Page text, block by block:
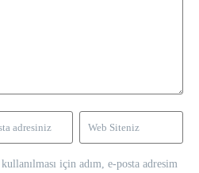
için adım, e-posta adresim